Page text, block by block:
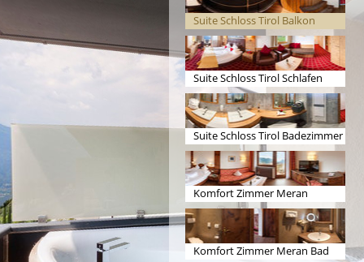
Suite Schloss Tirol Balkon
Suite Schloss Tirol Schlafen
Suite Schloss Tirol Badezimmer
Komfort Zimmer Meran
Komfort Zimmer Meran Bad